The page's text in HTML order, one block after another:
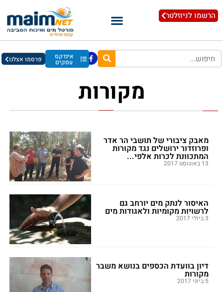
הרשמו לניוזלטר
אינדקס
עסקים פרסמו אצלנו
מקורות
מאבק ציבורי של תושבי הר אדר
ופרוזדור ירושלים נגד מקורות
המתכוונת לכרות אלפי...
13 באוגוסט 2017
האיסור לנתק מים יורחב גם
לרשויות מקומיות ולאגודות מים
3 ביולי 2017
דיון בוועדת הכספים בנושא משבר
מקורות
5 ביוני 2017